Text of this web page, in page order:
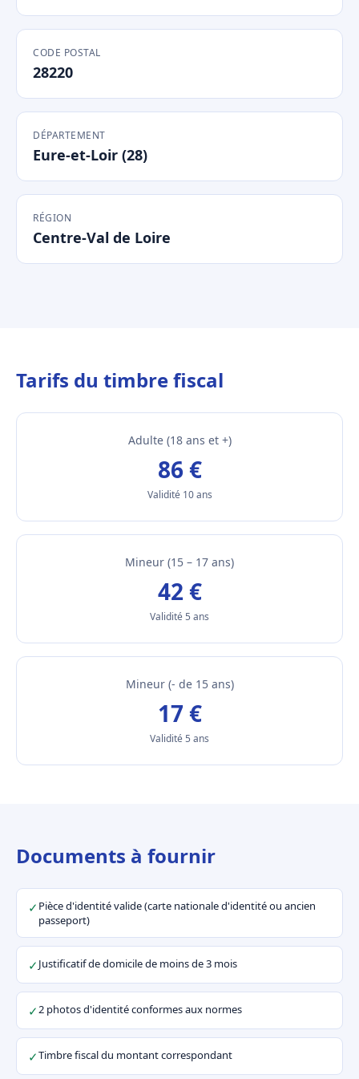
CODE POSTAL
28220
DÉPARTEMENT
Eure-et-Loir (28)
RÉGION
Centre-Val de Loire
Tarifs du timbre fiscal
Adulte (18 ans et +)
86 €
Validité 10 ans
Mineur (15 – 17 ans)
42 €
Validité 5 ans
Mineur (- de 15 ans)
17 €
Validité 5 ans
Documents à fournir
✓ Pièce d'identité valide (carte nationale d'identité ou ancien
passeport)
✓Justificatif de domicile de moins de 3 mois
✓2 photos d'identité conformes aux normes
✓Timbre fiscal du montant correspondant